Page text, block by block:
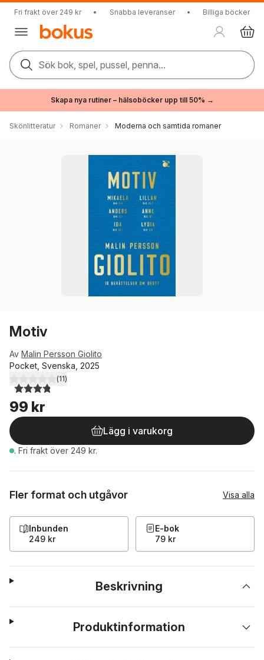
Fri frakt över 249 kr • Snabba leveranser • Billiga böcker
Sök bok, spel, pussel, penna...
Skapa nya rutiner – hälsoböcker upp till 50% →
Skönlitteratur Romaner Moderna och samtida romaner
Motiv
Av Malin Persson Giolito
Pocket, Svenska, 2025
3,8utav 5 stjärnor. Totalt antal röster:
(11)
99 kr
Lägg i varukorg
. Fri frakt över 249 kr.
Fler format och utgåvor Visa alla
Inbunden
249 kr
E-bok
79 kr
Beskrivning
Produktinformation